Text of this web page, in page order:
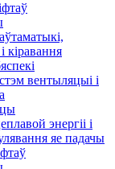
кіравання
вентыляцыі і
энергіі і
яе падачы